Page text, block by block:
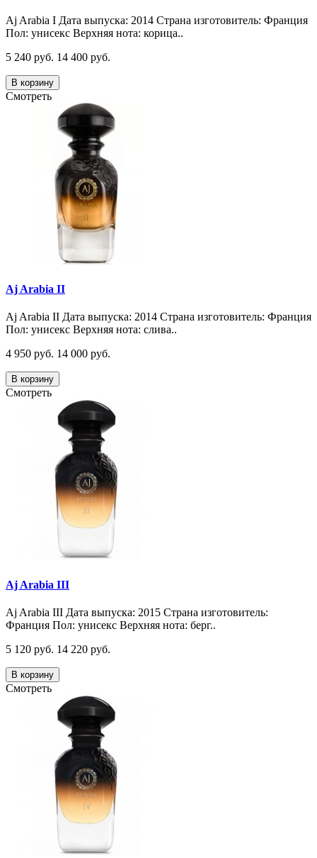
Aj Arabia I Дата выпуска: 2014 Страна изготовитель: Франция
Пол: унисекс Верхняя нота: корица..
5 240 руб. 14 400 руб.
В корзину
Смотреть
Aj Arabia II
Aj Arabia II Дата выпуска: 2014 Страна изготовитель: Франция
Пол: унисекс Верхняя нота: слива..
4 950 руб. 14 000 руб.
В корзину
Смотреть
Aj Arabia III
Aj Arabia III Дата выпуска: 2015 Страна изготовитель:
Франция Пол: унисекс Верхняя нота: берг..
5 120 руб. 14 220 руб.
В корзину
Смотреть